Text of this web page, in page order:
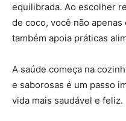
equilibrada. Ao escolher
de coco, você não apenas
também apoia práticas
A saúde começa na
e saborosas é um passo
vida mais saudável e feliz.